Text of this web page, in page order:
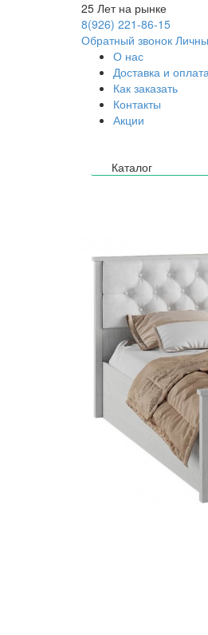
25 Лет на рынке
8(926) 221-86-15
Обратный звонок
О нас
Доставка и
Как заказать
Контакты
Акции
Каталог